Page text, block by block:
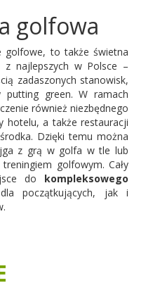
golfowa
golfowe, to także świetna
najlepszych w Polsce –
zadaszonych stanowisk,
putting green. W ramach
również niezbędnego
hotelu, a także restauracji
Dzięki temu można
z grą w golfa w tle lub
golfowym. Cały
do kompleksowego
początkujących, jak i